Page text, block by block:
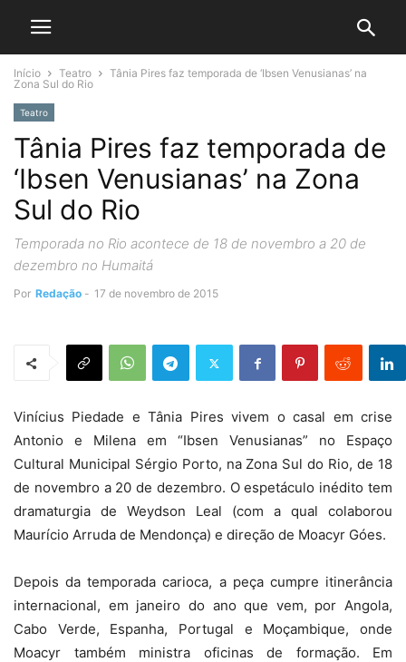
Início Teatro
Tânia Pires faz temporada de ‘Ibsen Venusianas’ na
Zona Sul do Rio
Teatro
Tânia Pires faz temporada de
‘Ibsen Venusianas’ na Zona
Sul do Rio
Temporada no Rio acontece de 18 de novembro a 20 de
dezembro no Humaitá
Por Redação - 17 de novembro de 2015
Vinícius Piedade e Tânia Pires vivem o casal em crise
Antonio e Milena em “Ibsen Venusianas” no Espaço
Cultural Municipal Sérgio Porto, na Zona Sul do Rio, de 18
de novembro a 20 de dezembro. O espetáculo inédito tem
dramaturgia de Weydson Leal (com a qual colaborou
Maurício Arruda de Mendonça) e direção de Moacyr Góes.
Depois da temporada carioca, a peça cumpre itinerância
internacional, em janeiro do ano que vem, por Angola,
Cabo Verde, Espanha, Portugal e Moçambique, onde
Moacyr também ministra oficinas de formação. Em